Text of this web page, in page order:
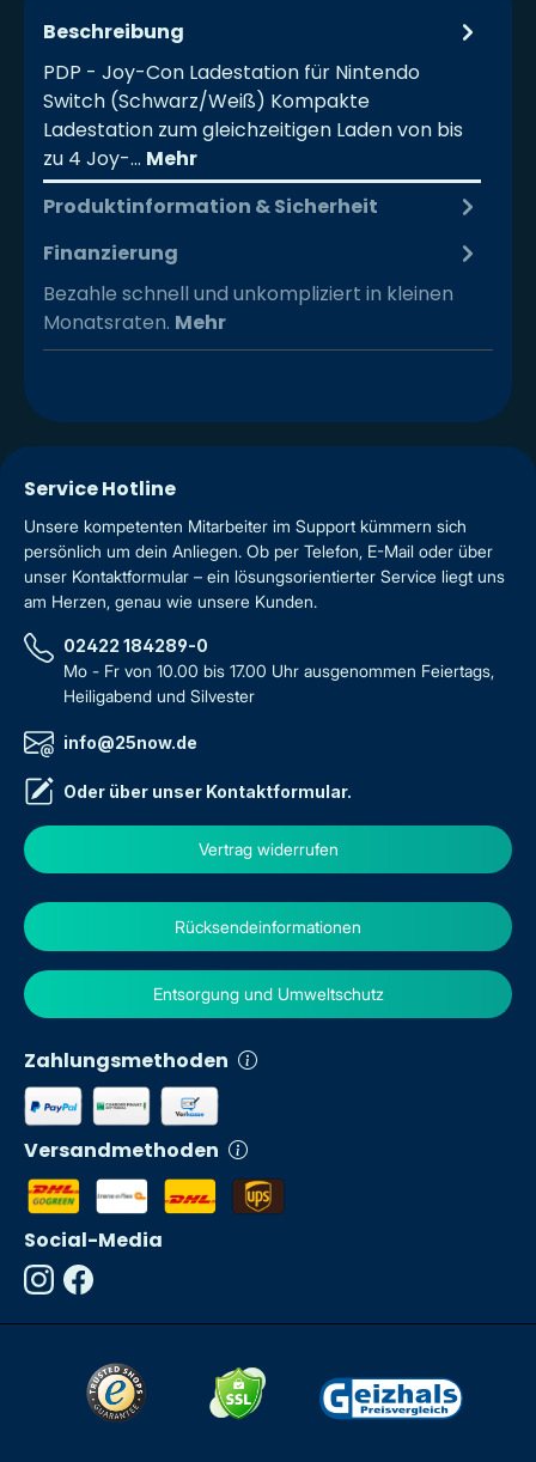
Beschreibung
PDP - Joy-Con Ladestation für Nintendo
Switch (Schwarz/Weiß) Kompakte
Ladestation zum gleichzeitigen Laden von bis
zu 4 Joy-… Mehr
Produktinformation & Sicherheit
Finanzierung
Bezahle schnell und unkompliziert in kleinen
Monatsraten. Mehr
Service Hotline
Unsere kompetenten Mitarbeiter im Support kümmern sich
persönlich um dein Anliegen. Ob per Telefon, E-Mail oder über
unser Kontaktformular – ein lösungsorientierter Service liegt uns
am Herzen, genau wie unsere Kunden.
02422 184289-0
Mo - Fr von 10.00 bis 17.00 Uhr ausgenommen Feiertags,
Heiligabend und Silvester
info@25now.de
Oder über unser Kontaktformular.
Vertrag widerrufen
Zahlungsmethoden
Versandmethoden
Rücksendeinformationen
Entsorgung und Umweltschutz
Social-Media